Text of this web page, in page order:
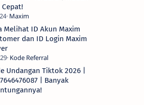
Cepat!
Melihat ID Akun Maxim
dan ID Login Maxim
Undangan Tiktok 2026 |
| Banyak